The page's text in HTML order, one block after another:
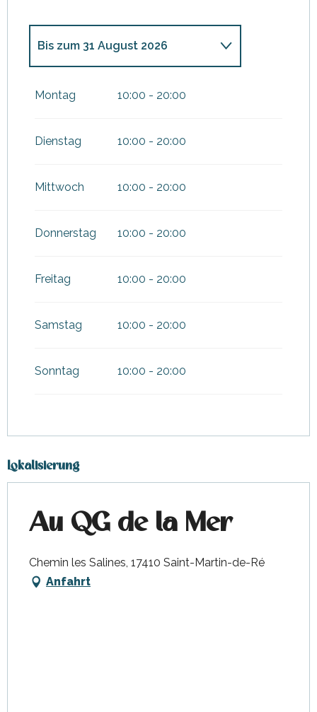
Juni 2026
Bis zum 31 August 2026
zum
Montag 10:00 - 20:00
Dienstag 10:00 - 20:00
Mittwoch 10:00 - 20:00
Donnerstag 10:00 - 20:00
Freitag 10:00 - 20:00
Samstag 10:00 - 20:00
Sonntag 10:00 - 20:00
Lokalisierung
Au QG de la Mer
Chemin les Salines, 17410 Saint-Martin-de-Ré
Anfahrt